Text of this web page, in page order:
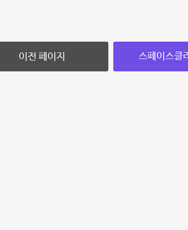
이전 페이지 스페이스클